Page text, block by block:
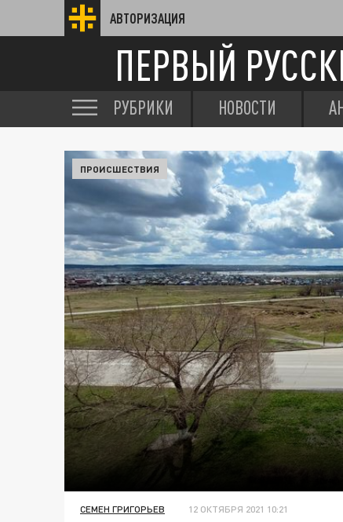
АВТОРИЗАЦИЯ
ПЕРВЫЙ
РУБРИКИ НОВОСТИ
ПРОИСШЕСТВИЯ
СЕМЕН ГРИГОРЬЕВ 12 ОКТЯБРЯ 2021 10:21